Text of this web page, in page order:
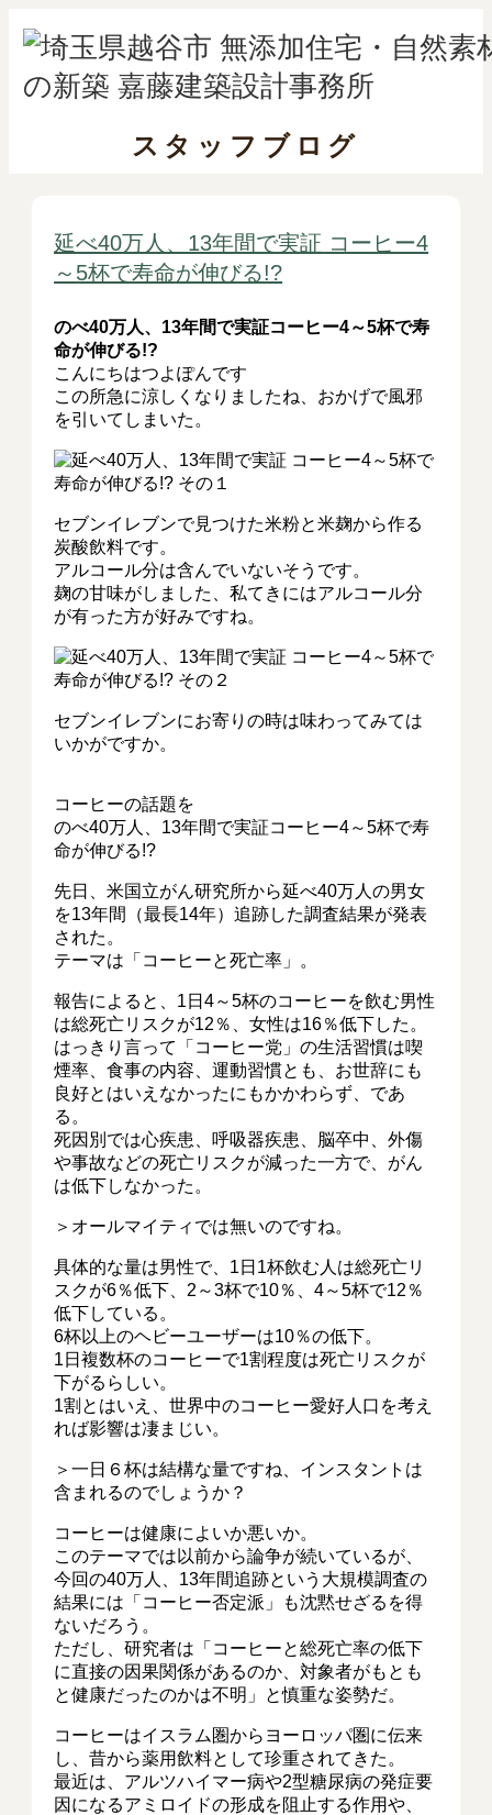
スタッフブログ
延べ40万人、13年間で実証 コーヒー4
～5杯で寿命が伸びる!?
のべ40万人、13年間で実証コーヒー4～5杯で寿
命が伸びる!?
こんにちはつよぽんです
この所急に涼しくなりましたね、おかげで風邪
を引いてしまいた。
セブンイレブンで見つけた米粉と米麹から作る
炭酸飲料です。
アルコール分は含んでいないそうです。
麹の甘味がしました、私てきにはアルコール分
が有った方が好みですね。
セブンイレブンにお寄りの時は味わってみては
いかがですか。
コーヒーの話題を
のべ40万人、13年間で実証コーヒー4～5杯で寿
命が伸びる!?
先日、米国立がん研究所から延べ40万人の男女
を13年間（最長14年）追跡した調査結果が発表
された。
テーマは「コーヒーと死亡率」。
報告によると、1日4～5杯のコーヒーを飲む男性
は総死亡リスクが12％、女性は16％低下した。
はっきり言って「コーヒー党」の生活習慣は喫
煙率、食事の内容、運動習慣とも、お世辞にも
良好とはいえなかったにもかかわらず、であ
る。
死因別では心疾患、呼吸器疾患、脳卒中、外傷
や事故などの死亡リスクが減った一方で、がん
は低下しなかった。
＞オールマイティでは無いのですね。
具体的な量は男性で、1日1杯飲む人は総死亡リ
スクが6％低下、2～3杯で10％、4～5杯で12％
低下している。
6杯以上のヘビーユーザーは10％の低下。
1日複数杯のコーヒーで1割程度は死亡リスクが
下がるらしい。
1割とはいえ、世界中のコーヒー愛好人口を考え
れば影響は凄まじい。
＞一日６杯は結構な量ですね、インスタントは
含まれるのでしょうか？
コーヒーは健康によいか悪いか。
このテーマでは以前から論争が続いているが、
今回の40万人、13年間追跡という大規模調査の
結果には「コーヒー否定派」も沈黙せざるを得
ないだろう。
ただし、研究者は「コーヒーと総死亡率の低下
に直接の因果関係があるのか、対象者がもとも
と健康だったのかは不明」と慎重な姿勢だ。
コーヒーはイスラム圏からヨーロッパ圏に伝来
し、昔から薬用飲料として珍重されてきた。
最近は、アルツハイマー病や2型糖尿病の発症要
因になるアミロイドの形成を阻止する作用や、